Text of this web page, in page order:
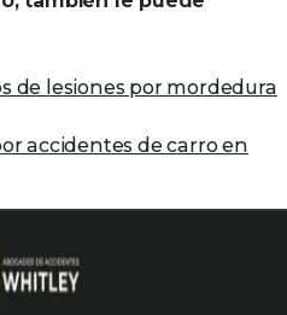
de lesiones por mordedura
accidentes de carro en